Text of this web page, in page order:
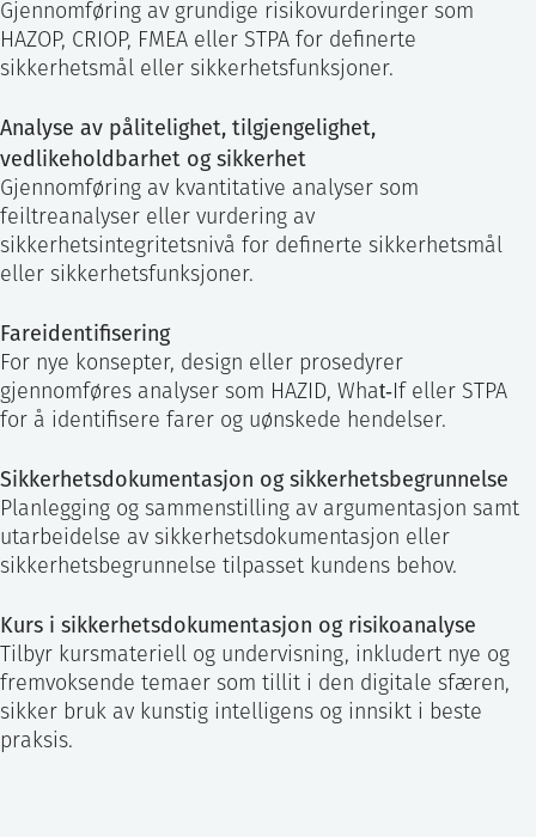
Gjennomføring av grundige risikovurderinger som
HAZOP, CRIOP, FMEA eller STPA for definerte
sikkerhetsmål eller sikkerhetsfunksjoner.
Analyse av pålitelighet, tilgjengelighet,
vedlikeholdbarhet og sikkerhet
Gjennomføring av kvantitative analyser som
feiltreanalyser eller vurdering av
sikkerhetsintegritetsnivå for definerte sikkerhetsmål
eller sikkerhetsfunksjoner.
Fareidentifisering
For nye konsepter, design eller prosedyrer
gjennomføres analyser som HAZID, What‑If eller STPA
for å identifisere farer og uønskede hendelser.
Sikkerhetsdokumentasjon og sikkerhetsbegrunnelse
Planlegging og sammenstilling av argumentasjon samt
utarbeidelse av sikkerhetsdokumentasjon eller
sikkerhetsbegrunnelse tilpasset kundens behov.
Kurs i sikkerhetsdokumentasjon og risikoanalyse
Tilbyr kursmateriell og undervisning, inkludert nye og
fremvoksende temaer som tillit i den digitale sfæren,
sikker bruk av kunstig intelligens og innsikt i beste
praksis.